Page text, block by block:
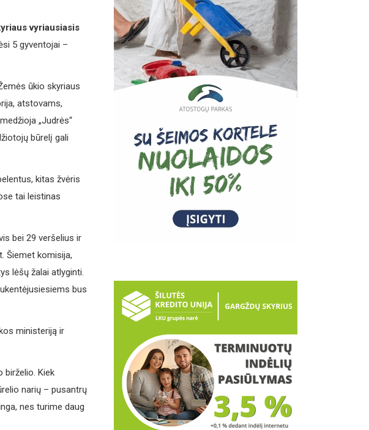
vyriausiasis
5 gyventojai –
ūkio skyriaus
atstovams,
„Judrės“
būrelį gali
kitas žvėris
tai leistinas
bei 29 veršelius ir
Šiemet komisija,
lėšų žalai atlyginti.
bus
ministeriją ir
birželio. Kiek
narių – pusantrų
nes turime daug